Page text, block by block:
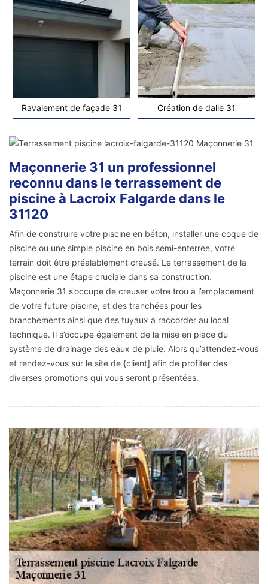
Ravalement de façade 31 Création de dalle 31
Maçonnerie 31 un professionnel
reconnu dans le terrassement de
piscine à Lacroix Falgarde dans le
31120
Afin de construire votre piscine en béton, installer une coque de
piscine ou une simple piscine en bois semi-enterrée, votre
terrain doit être préalablement creusé. Le terrassement de la
piscine est une étape cruciale dans sa construction.
Maçonnerie 31 s’occupe de creuser votre trou à l’emplacement
de votre future piscine, et des tranchées pour les
branchements ainsi que des tuyaux à raccorder au local
technique. Il s’occupe également de la mise en place du
système de drainage des eaux de pluie. Alors qu’attendez-vous
et rendez-vous sur le site de {client] afin de profiter des
diverses promotions qui vous seront présentées.